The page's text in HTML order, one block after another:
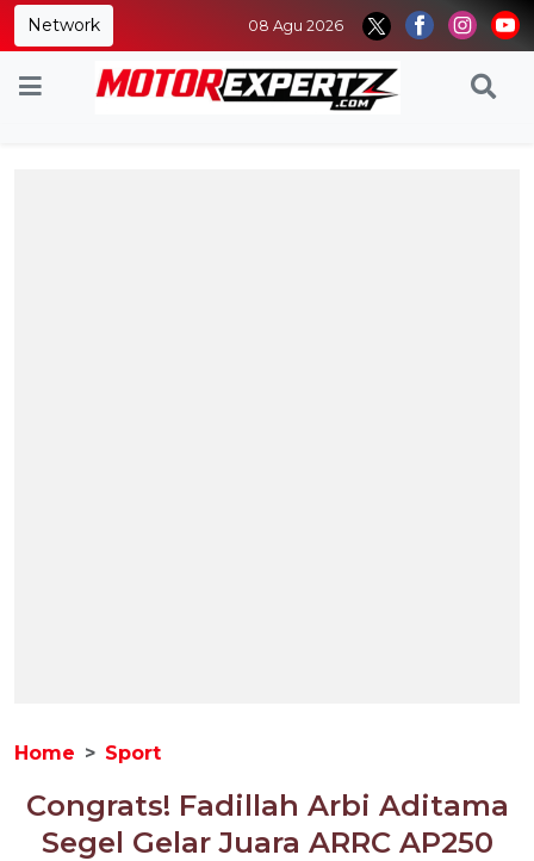
Network 08 Agu 2026
Home Sport
Congrats! Fadillah Arbi Aditama
Segel Gelar Juara ARRC AP250